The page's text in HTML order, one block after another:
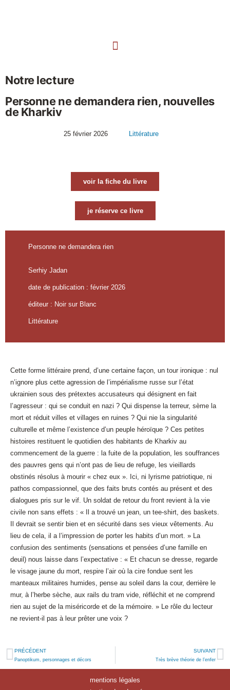
Notre lecture
Personne ne demandera rien, nouvelles
de Kharkiv
25 février 2026 Littérature
voir la fiche du livre
je réserve ce livre
Personne ne demandera rien
Serhiy Jadan
date de publication : février 2026
éditeur : Noir sur Blanc
Littérature
Cette forme littéraire prend, d’une certaine façon, un tour ironique : nul
n’ignore plus cette agression de l’impérialisme russe sur l’état
ukrainien sous des prétextes accusateurs qui désignent en fait
l’agresseur : qui se conduit en nazi ? Qui dispense la terreur, sème la
mort et réduit villes et villages en ruines ? Qui nie la singularité
culturelle et même l’existence d’un peuple héroïque ? Ces petites
histoires restituent le quotidien des habitants de Kharkiv au
commencement de la guerre : la fuite de la population, les souffrances
des pauvres gens qui n’ont pas de lieu de refuge, les vieillards
obstinés résolus à mourir « chez eux ». Ici, ni lyrisme patriotique, ni
pathos compassionnel, que des faits bruts contés au présent et des
dialogues pris sur le vif. Un soldat de retour du front revient à la vie
civile non sans effets : « Il a trouvé un jean, un tee-shirt, des baskets.
Il devrait se sentir bien et en sécurité dans ses vieux vêtements. Au
lieu de cela, il a l’impression de porter les habits d’un mort. » La
confusion des sentiments (sensations et pensées d’une famille en
deuil) nous laisse dans l’expectative : « Et chacun se dresse, regarde
le visage jaune du mort, respire l’air où la cire fondue sent les
manteaux militaires humides, pense au soleil dans la cour, derrière le
mur, à l’herbe sèche, aux rails du tram vide, réfléchit et ne comprend
rien au sujet de la miséricorde et de la mémoire. » Le rôle du lecteur
ne revient-il pas à leur prêter une voix ?
PRÉCÉDENT
Panoptikum, personnages et décors
SUIVANT
Très brève théorie de l’enfer
mentions légales